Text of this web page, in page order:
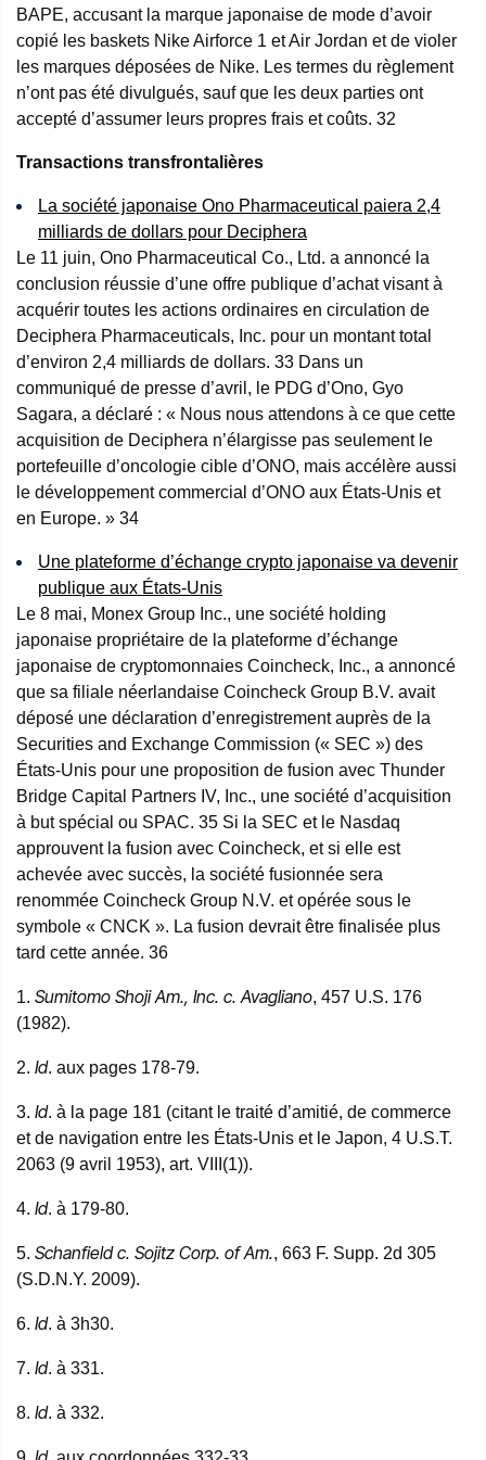
BAPE, accusant la marque japonaise de mode d’avoir
copié les baskets Nike Airforce 1 et Air Jordan et de violer
les marques déposées de Nike. Les termes du règlement
n’ont pas été divulgués, sauf que les deux parties ont
accepté d’assumer leurs propres frais et coûts. 32
Transactions transfrontalières
La société japonaise Ono Pharmaceutical paiera 2,4
milliards de dollars pour Deciphera
Le 11 juin, Ono Pharmaceutical Co., Ltd. a annoncé la
conclusion réussie d’une offre publique d’achat visant à
acquérir toutes les actions ordinaires en circulation de
Deciphera Pharmaceuticals, Inc. pour un montant total
d’environ 2,4 milliards de dollars. 33 Dans un
communiqué de presse d’avril, le PDG d’Ono, Gyo
Sagara, a déclaré : « Nous nous attendons à ce que cette
acquisition de Deciphera n’élargisse pas seulement le
portefeuille d’oncologie cible d’ONO, mais accélère aussi
le développement commercial d’ONO aux États-Unis et
en Europe. » 34
Une plateforme d’échange crypto japonaise va devenir
publique aux États-Unis
Le 8 mai, Monex Group Inc., une société holding
japonaise propriétaire de la plateforme d’échange
japonaise de cryptomonnaies Coincheck, Inc., a annoncé
que sa filiale néerlandaise Coincheck Group B.V. avait
déposé une déclaration d’enregistrement auprès de la
Securities and Exchange Commission (« SEC ») des
États-Unis pour une proposition de fusion avec Thunder
Bridge Capital Partners IV, Inc., une société d’acquisition
à but spécial ou SPAC. 35 Si la SEC et le Nasdaq
approuvent la fusion avec Coincheck, et si elle est
achevée avec succès, la société fusionnée sera
renommée Coincheck Group N.V. et opérée sous le
symbole « CNCK ». La fusion devrait être finalisée plus
tard cette année. 36
1. Sumitomo Shoji Am., Inc. c. Avagliano, 457 U.S. 176
(1982).
2. Id. aux pages 178-79.
3. Id. à la page 181 (citant le traité d’amitié, de commerce
et de navigation entre les États-Unis et le Japon, 4 U.S.T.
2063 (9 avril 1953), art. VIII(1)).
4. Id. à 179-80.
5. Schanfield c. Sojitz Corp. of Am., 663 F. Supp. 2d 305
(S.D.N.Y. 2009).
6. Id. à 3h30.
7. Id. à 331.
8. Id. à 332.